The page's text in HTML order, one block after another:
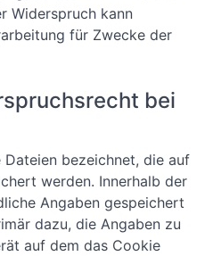
Widerspruch kann
für Zwecke der
bei
Dateien bezeichnet, die auf
werden. Innerhalb der
Angaben gespeichert
dazu, die Angaben zu
auf dem das Cookie